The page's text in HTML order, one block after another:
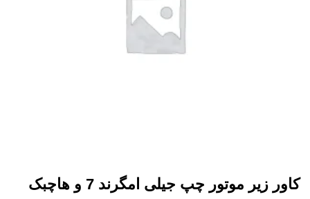
کاور زیر موتور چپ جیلی امگرند 7 و هاچبک